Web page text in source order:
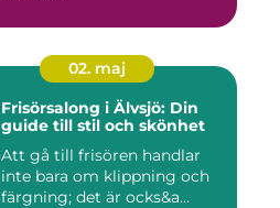
02. maj
Frisörsalong i Älvsjö: Din
guide till stil och skönhet
Att gå till frisören handlar
inte bara om klippning och
färgning; det är ocks&a...